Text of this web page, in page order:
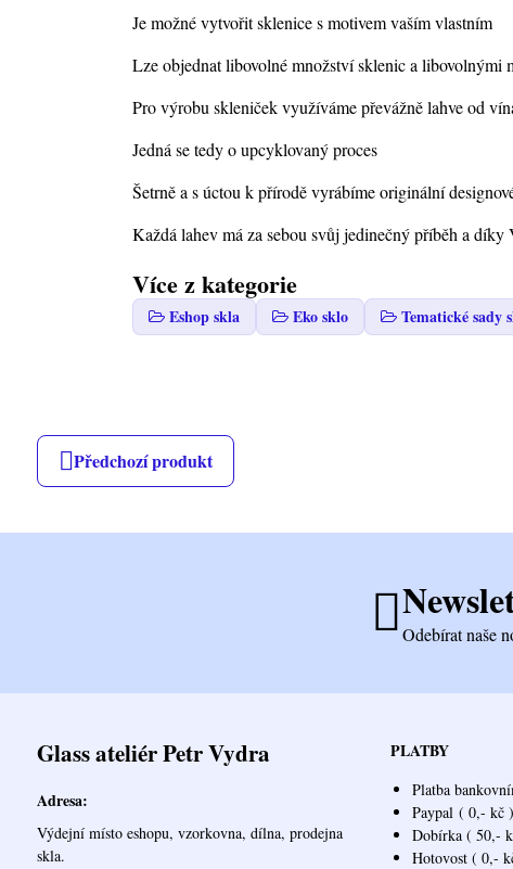
Je možné vytvořit sklenice s motivem vaším vlastním
Lze objednat libovolné množství sklenic a libovolnými
Pro výrobu skleniček využíváme převážně lahve od
Jedná se tedy o upcyklovaný proces
Šetrně a s úctou k přírodě vyrábíme originální
Každá lahev má za sebou svůj jedinečný příběh a díky
Více z kategorie
Eshop skla Eko sklo Tematické sady
Předchozí produkt
Odebírat naše
Glass ateliér Petr Vydra
Adresa:
Výdejní místo eshopu, vzorkovna, dílna, prodejna
skla.
PLATBY
Platba
Paypal( 0,- kč )
Dobírka ( 50,-
Hotovost ( 0,-